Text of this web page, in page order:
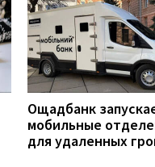
Ощадбанк
мобильные
для удаленных